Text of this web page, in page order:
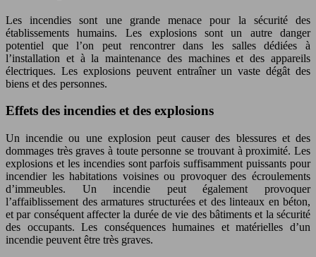
Les incendies sont une grande menace pour la sécurité des
établissements humains. Les explosions sont un autre danger
potentiel que l’on peut rencontrer dans les salles dédiées à
l’installation et à la maintenance des machines et des appareils
électriques. Les explosions peuvent entraîner un vaste dégât des
biens et des personnes.
Effets des incendies et des explosions
Un incendie ou une explosion peut causer des blessures et des
dommages très graves à toute personne se trouvant à proximité. Les
explosions et les incendies sont parfois suffisamment puissants pour
incendier les habitations voisines ou provoquer des écroulements
d’immeubles. Un incendie peut également provoquer
l’affaiblissement des armatures structurées et des linteaux en béton,
et par conséquent affecter la durée de vie des bâtiments et la sécurité
des occupants. Les conséquences humaines et matérielles d’un
incendie peuvent être très graves.